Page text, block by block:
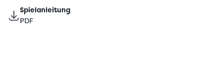
Spielanleitung
PDF